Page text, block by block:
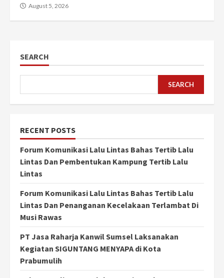
August 5, 2026
SEARCH
SEARCH
RECENT POSTS
Forum Komunikasi Lalu Lintas Bahas Tertib Lalu
Lintas Dan Pembentukan Kampung Tertib Lalu
Lintas
Forum Komunikasi Lalu Lintas Bahas Tertib Lalu
Lintas Dan Penanganan Kecelakaan Terlambat Di
Musi Rawas
PT Jasa Raharja Kanwil Sumsel Laksanakan
Kegiatan SIGUNTANG MENYAPA di Kota
Prabumulih